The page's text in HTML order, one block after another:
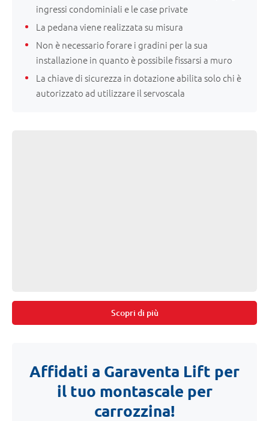
ingressi condominiali e le case private
La pedana viene realizzata su misura
Non è necessario forare i gradini per la sua
installazione in quanto è possibile fissarsi a muro
La chiave di sicurezza in dotazione abilita solo chi è
autorizzato ad utilizzare il servoscala
Scopri di più
Affidati a Garaventa Lift per
il tuo montascale per
carrozzina!